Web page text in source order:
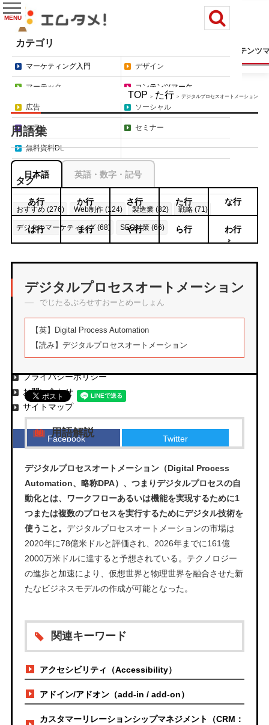
コンテンツ
MENU
カテゴリ
マーケティング入門 デザイン
マーテック コンテンツマーケ
広告 ソーシャル
コラム セミナー
無料資料DL
タグ
おすすめ (276) Web制作 (124) 製造業 (82) 戦略 (71)
デジタルマーケティング (68)
SEO対策 (66)
もっと見る
エムタメについて
プライバシーポリシー
お問い合わせ
サイトマップ
Facebook Twitter
TOP ＞ た行 ＞ デジタルプロセスオートメーション
用語集
日本語 英語・数字・記号
あ行 か行 さ行 た行 な行
は行 ま行 や行 ら行 わ行
デジタルプロセスオートメーション
でじたるぷろせすおーとめーしょん
【英】
Digital Process Automation
【読み】 デジタルプロセスオートメーション
用語解説
デジタルプロセスオートメーション（Digital Process
Automation、略称DPA）、つまりデジタルプロセスの自
動化とは、ワークフローあるいは機能を実現するために1
つまたは複数のプロセスを実行するためにデジタル技術を
使うこと。 デジタルプロセスオートメーションの市場は
2020年に78億米ドルと評価され、2026年までに161億
2000万米ドルに達すると予想されている。テクノロジー
の進歩と加速により、仮想世界と物理世界を融合させた新
たなビジネスモデルの作成が可能となった。
関連キーワード
アクセシビリティ（Accessibility）
アドイン/アドオン（add-in / add-on）
カスタマーリレーションシップマネジメント（CRM：